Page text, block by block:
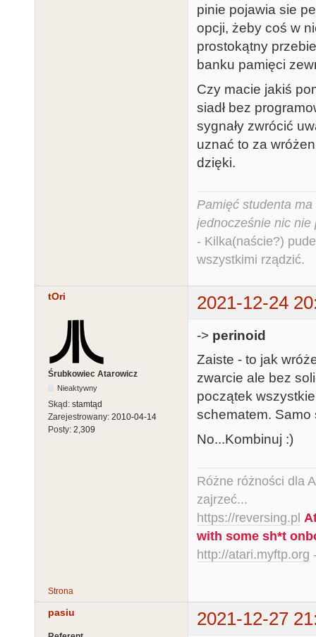
pinie pojawia sie
opcji, żeby coś w
prostokątny
banku pamięci
Czy macie jakiś
siadł bez
sygnały zwrócić
uznać to za
dzięki.
Pamięć studenta
jednocześnie nic nie
- Kilka(naście?)
wszystkimi rządzić.
tOri 2021-12-24
Śrubkowiec Atarowicz
Nieaktywny
Skąd: stamtąd
Zarejestrowany: 2010-04-14
Posty: 2,309
-> perinoid
Zaiste - to jak
zwarcie ale bez
początek
schematem.
No...Kombinuj :)
Różne różności dla
zajrzeć...
https://reversing.pl
with some sh*t
http://atari.myftp.org
Strona
pasiu 2021-12-27